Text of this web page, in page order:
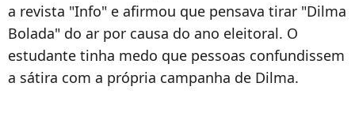
a revista "Info" e afirmou que pensava tirar "Dilma
Bolada" do ar por causa do ano eleitoral. O
estudante tinha medo que pessoas confundissem
a sátira com a própria campanha de Dilma.